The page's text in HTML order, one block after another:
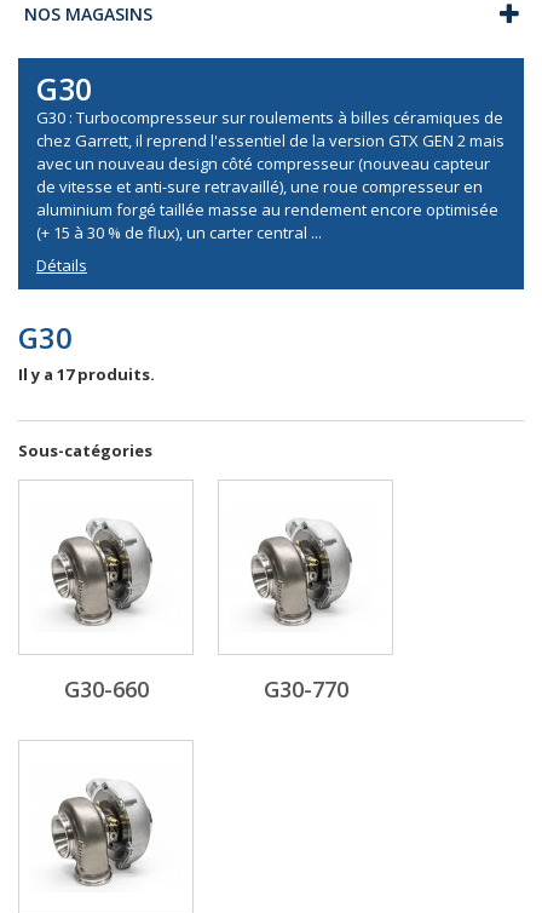
NOS MAGASINS
G30
G30 : Turbocompresseur sur roulements à billes céramiques de
chez Garrett, il reprend l'essentiel de la version GTX GEN 2 mais
avec un nouveau design côté compresseur (nouveau capteur
de vitesse et anti-sure retravaillé), une roue compresseur en
aluminium forgé taillée masse au rendement encore optimisée
(+ 15 à 30 % de flux), un carter central ...
Détails
G30
Il y a 17 produits.
Sous-catégories
G30-660 G30-770